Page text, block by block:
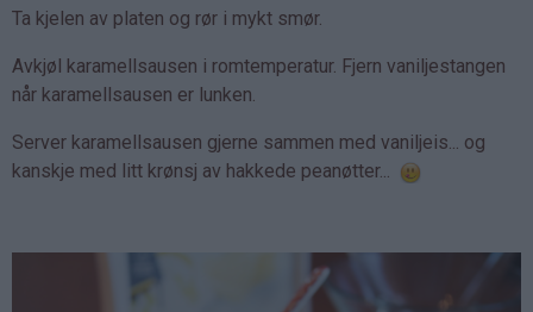
Ta kjelen av platen og rør i mykt smør.
Avkjøl karamellsausen i romtemperatur. Fjern vaniljestangen
når karamellsausen er lunken.
Server karamellsausen gjerne sammen med vaniljeis... og
kanskje med litt krønsj av hakkede peanøtter...